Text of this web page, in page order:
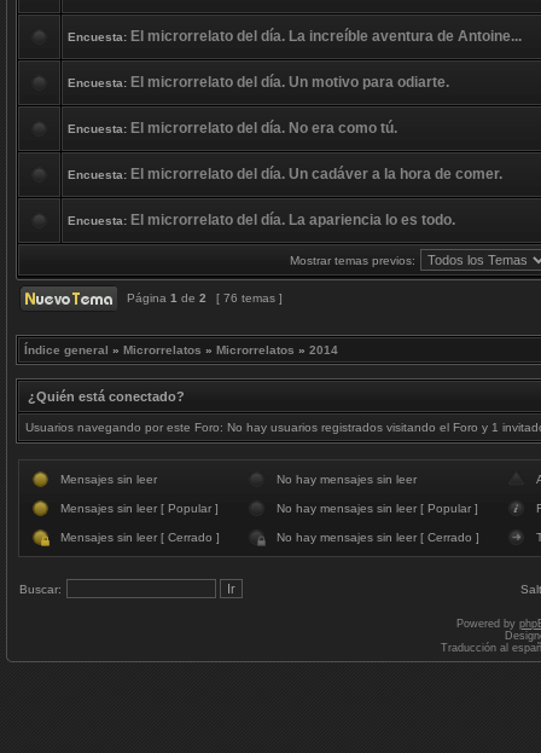
Encuesta: El microrrelato del día. La increíble aventura de Antoine...
Encuesta: El microrrelato del día. Un motivo para odiarte.
Encuesta: El microrrelato del día. No era como tú.
Encuesta: El microrrelato del día. Un cadáver a la hora de comer.
Encuesta: El microrrelato del día. La apariencia lo es todo.
Mostrar temas previos:
Página 1 de 2 [ 76 temas ]
Índice general » Microrrelatos » Microrrelatos » 2014
¿Quién está conectado?
Usuarios navegando por este Foro: No hay usuarios registrados visitando el Foro y 1
Mensajes sin leer No hay mensajes sin leer
Mensajes sin leer [ Popular ] No hay mensajes sin leer [ Popular ]
Mensajes sin leer [ Cerrado ] No hay mensajes sin leer [ Cerrado ]
Buscar:
Powered by
Traducción al